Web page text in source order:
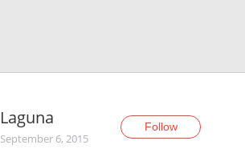
Laguna
September 6, 2015
Follow